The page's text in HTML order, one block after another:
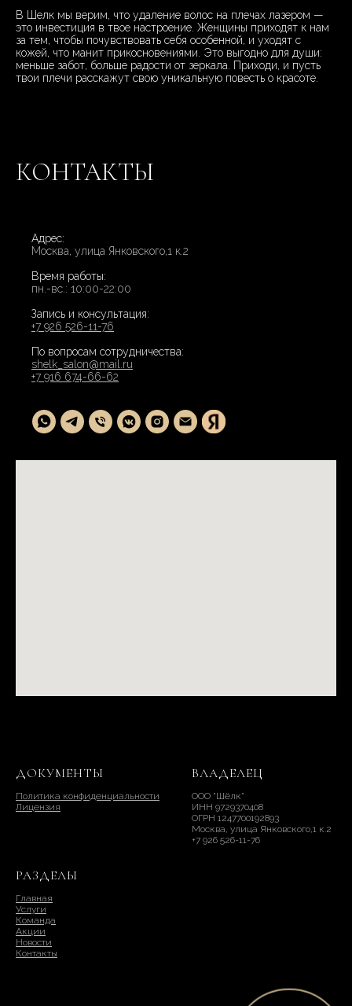
В Шелк мы верим, что удаление волос на плечах лазером —
это инвестиция в твое настроение. Женщины приходят к нам
за тем, чтобы почувствовать себя особенной, и уходят с
кожей, что манит прикосновениями. Это выгодно для души:
меньше забот, больше радости от зеркала. Приходи, и пусть
твои плечи расскажут свою уникальную повесть о красоте.
КОНТАКТЫ
Адрес:
Москва, улица Янковского,1 к.2
Время работы:
пн.-вс.: 10:00-22:00
Запись и консультация:
+7 926 526-11-76
По вопросам сотрудничества:
shelk_salon@mail.ru
+7 916 674-66-62
ДОКУМЕНТЫ
Политика конфиденциальности
Лицензия
ВЛАДЕЛЕЦ
ООО "Шёлк"
ИНН 9729370408
ОГРН 1247700192893
Москва, улица Янковского,1 к.2
+7 926 526-11-76
РАЗДЕЛЫ
Главная
Услуги
Команда
Акции
Новости
Контакты